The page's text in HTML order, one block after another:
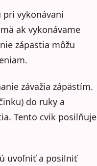
pri vykonávaní
ak vykonávame
zápästia môžu
závažia zápästím.
do ruky a
Tento cvik posilňuje
uvoľniť a posilniť